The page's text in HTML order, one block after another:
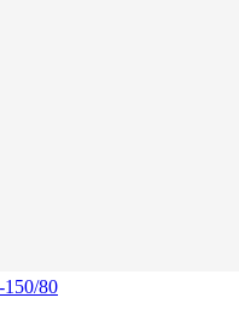
80